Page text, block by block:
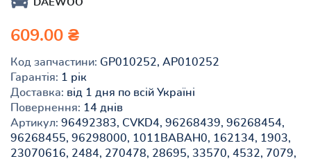
DAEWOO
609.00 ₴
Код запчастини: GP010252, AP010252
Гарантія: 1 рік
Доставка: від 1 дня по всій Україні
Повернення: 14 днів
Артикул: 96492383, CVKD4, 96268439, 96268454,
96268455, 96298000, 1011BABAH0, 162134, 1903,
23070616, 2484, 270478, 28695, 33570, 4532, 7079,